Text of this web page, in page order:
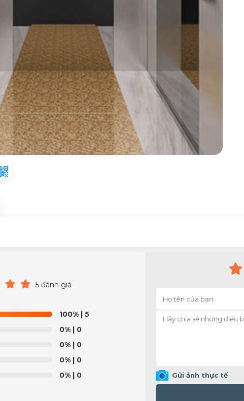
5 đánh giá
100% | 5
0% | 0
0% | 0
0% | 0
0% | 0 Gửi ảnh thực tế